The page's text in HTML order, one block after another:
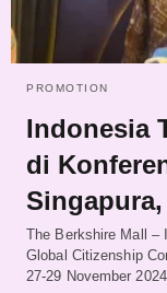
PROMOTION
Indonesia
di
The Berkshire Mall –
Global Citizenship
27-29 November